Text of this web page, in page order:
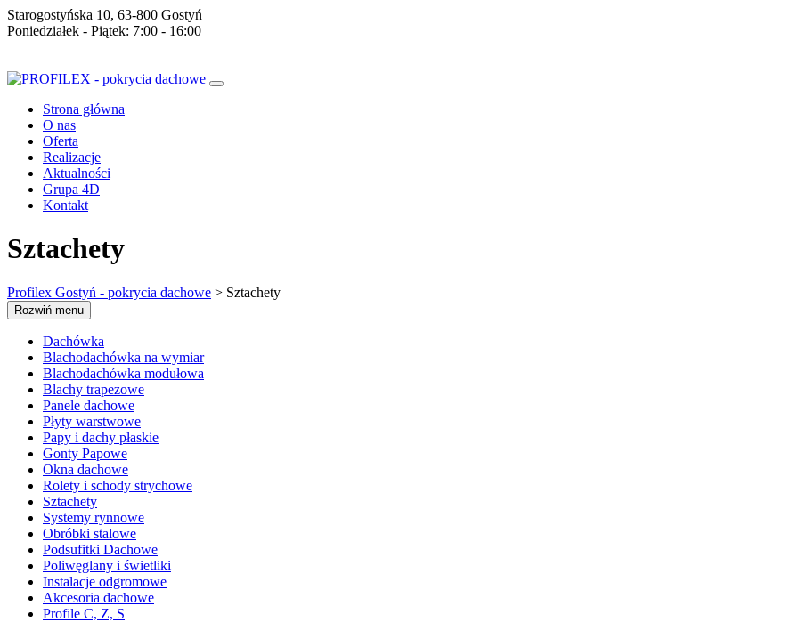
Starogostyńska 10, 63-800 Gostyń
Poniedziałek - Piątek: 7:00 - 16:00
Strona główna
O nas
Oferta
Realizacje
Aktualności
Grupa 4D
Kontakt
Sztachety
Profilex Gostyń - pokrycia dachowe > Sztachety
Rozwiń menu
Dachówka
Blachodachówka na wymiar
Blachodachówka modułowa
Blachy trapezowe
Panele dachowe
Płyty warstwowe
Papy i dachy płaskie
Gonty Papowe
Okna dachowe
Rolety i schody strychowe
Sztachety
Systemy rynnowe
Obróbki stalowe
Podsufitki Dachowe
Poliwęglany i świetliki
Instalacje odgromowe
Akcesoria dachowe
Profile C, Z, S